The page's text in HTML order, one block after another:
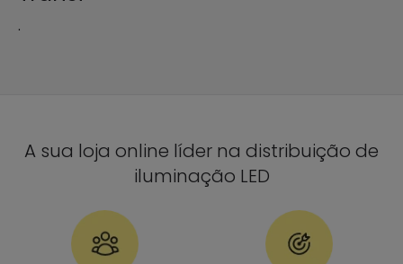
.
A sua loja online líder na distribuição de
iluminação LED